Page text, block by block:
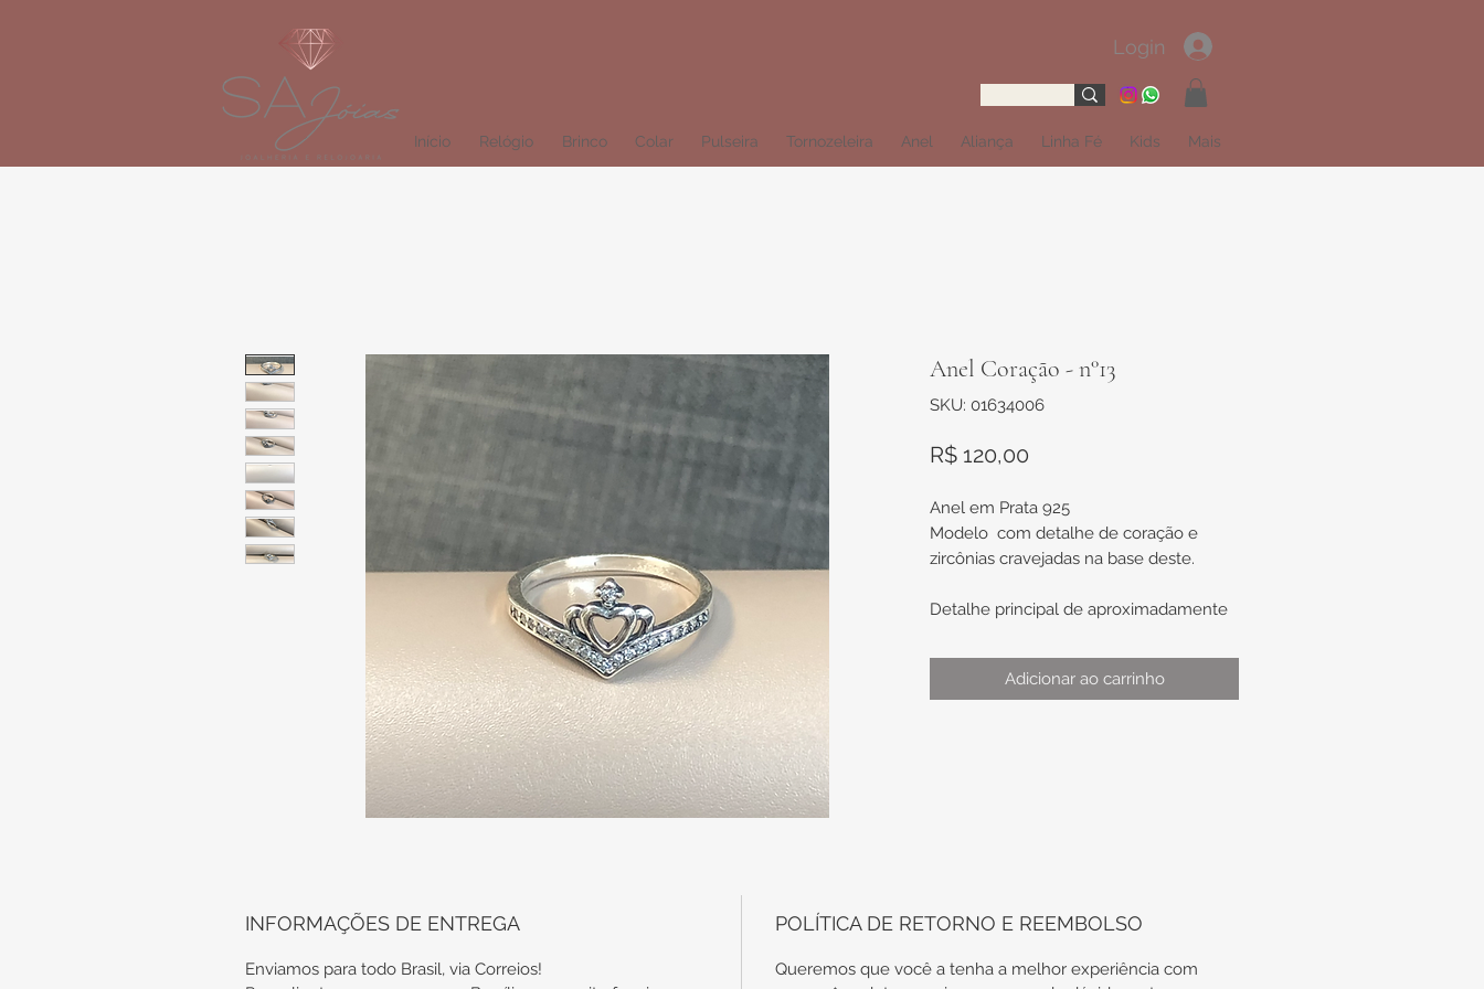
Login
Início Relógio Brinco Colar Pulseira Tornozeleira Anel Aliança Linha Fé Kids Mais
Anel Coração - n°13
SKU: 01634006
R$ 120,00
Anel em Prata 925
Modelo com detalhe de coração e
zircônias cravejadas na base deste.
Detalhe principal de aproximadamente
Tamanho de aproximadamente n°13
Adicionar ao carrinho
INFORMAÇÕES DE ENTREGA
Enviamos para todo Brasil, via Correios!
POLÍTICA DE RETORNO E REEMBOLSO
Queremos que você a tenha a melhor experiência com